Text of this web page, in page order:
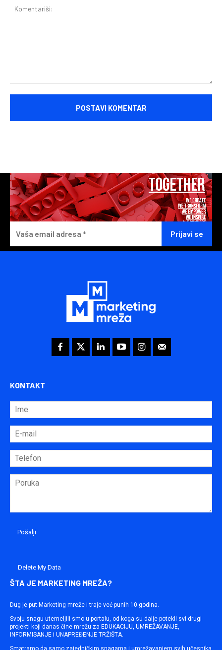
KONTAKT
Delete My Data
ŠTA JE MARKETING MREŽA?
Dug je put Marketing mreže i traje već punih 10 godina.
Svoju snagu utemeljili smo u portalu, od koga su dalje potekli svi drugi
projekti koji danas čine mrežu za EDUKACIJU, UMREŽAVANJE,
INFORMISANJE i UNAPREĐENJE TRŽIŠTA.
Smatramo da samo zajedničkim snagama i umrežavanjem svih učesnika